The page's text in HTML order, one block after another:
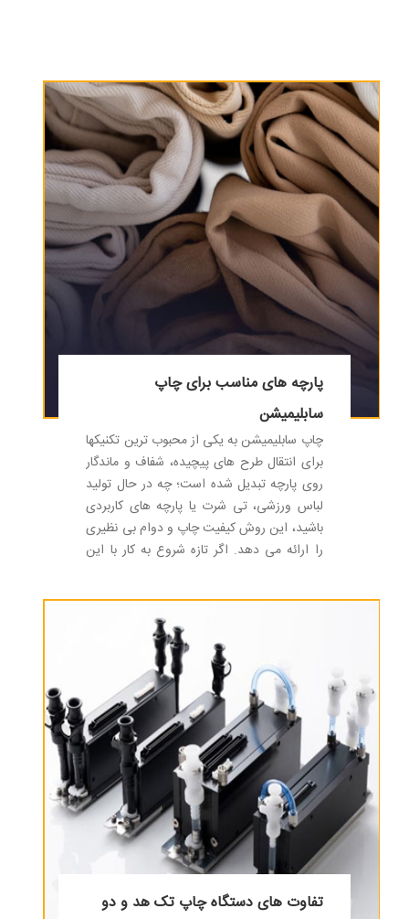
پارچه های مناسب برای چاپ
سابلیمیشن
چاپ سابلیمیشن به یکی از محبوب ترین تکنیکها
برای انتقال طرح های پیچیده، شفاف و ماندگار
روی پارچه تبدیل شده است؛ چه در حال تولید
لباس ورزشی، تی شرت یا پارچه های کاربردی
باشید، این روش کیفیت چاپ و دوام بی نظیری
را ارائه می دهد. اگر تازه شروع به کار با این
انتخاب نوع پارچه برای چاپ سابلیمیشن و نقش
آن در کیفیت محصول نهایی خود کنجکاو باشید،
حقیقت این است که انتخاب پارچه بسیار مهم
تفاوت های دستگاه چاپ تک هد و دو